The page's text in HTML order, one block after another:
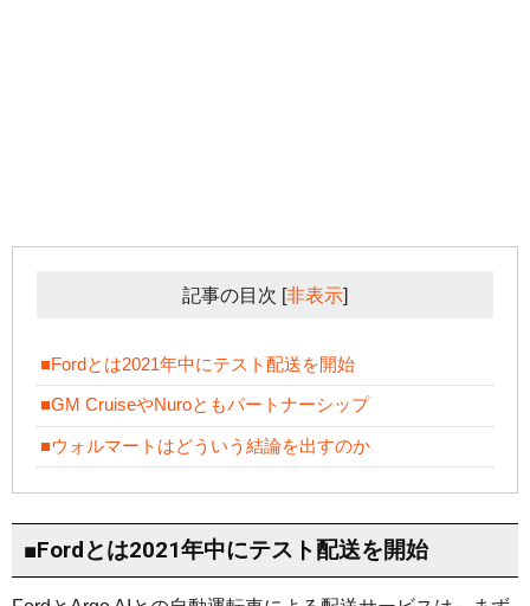
記事の目次 [非表示]
■Fordとは2021年中にテスト配送を開始
■GM CruiseやNuroともパートナーシップ
■ウォルマートはどういう結論を出すのか
■Fordとは2021年中にテスト配送を開始